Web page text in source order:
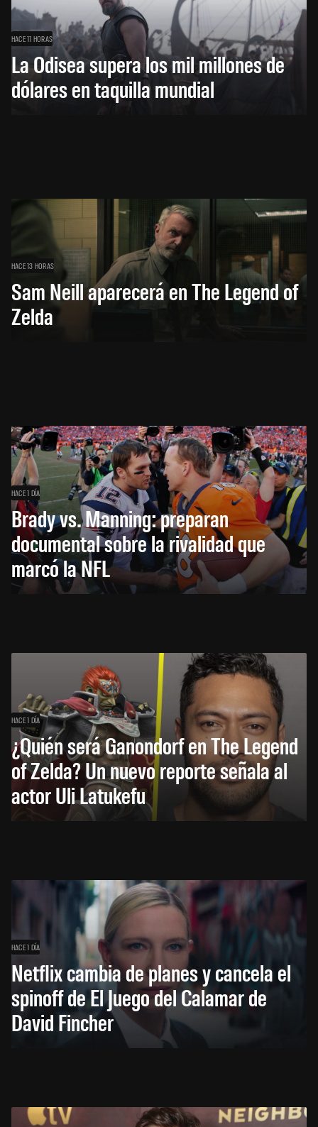
HACE 11 HORAS
La Odisea supera los mil millones de
dólares en taquilla mundial
HACE 13 HORAS
Sam Neill aparecerá en The Legend of
Zelda
HACE 1 DÍA
Brady vs. Manning: preparan
documental sobre la rivalidad que
marcó la NFL
HACE 1 DÍA
¿Quién será Ganondorf en The Legend
of Zelda? Un nuevo reporte señala al
actor Uli Latukefu
HACE 1 DÍA
Netflix cambia de planes y cancela el
spinoff de El Juego del Calamar de
David Fincher